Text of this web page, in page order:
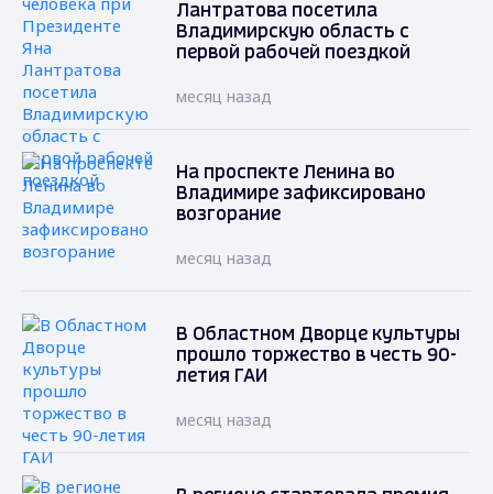
Лантратова посетила
Владимирскую область с
первой рабочей поездкой
месяц назад
На проспекте Ленина во
Владимире зафиксировано
возгорание
месяц назад
В Областном Дворце культуры
прошло торжество в честь 90-
летия ГАИ
месяц назад